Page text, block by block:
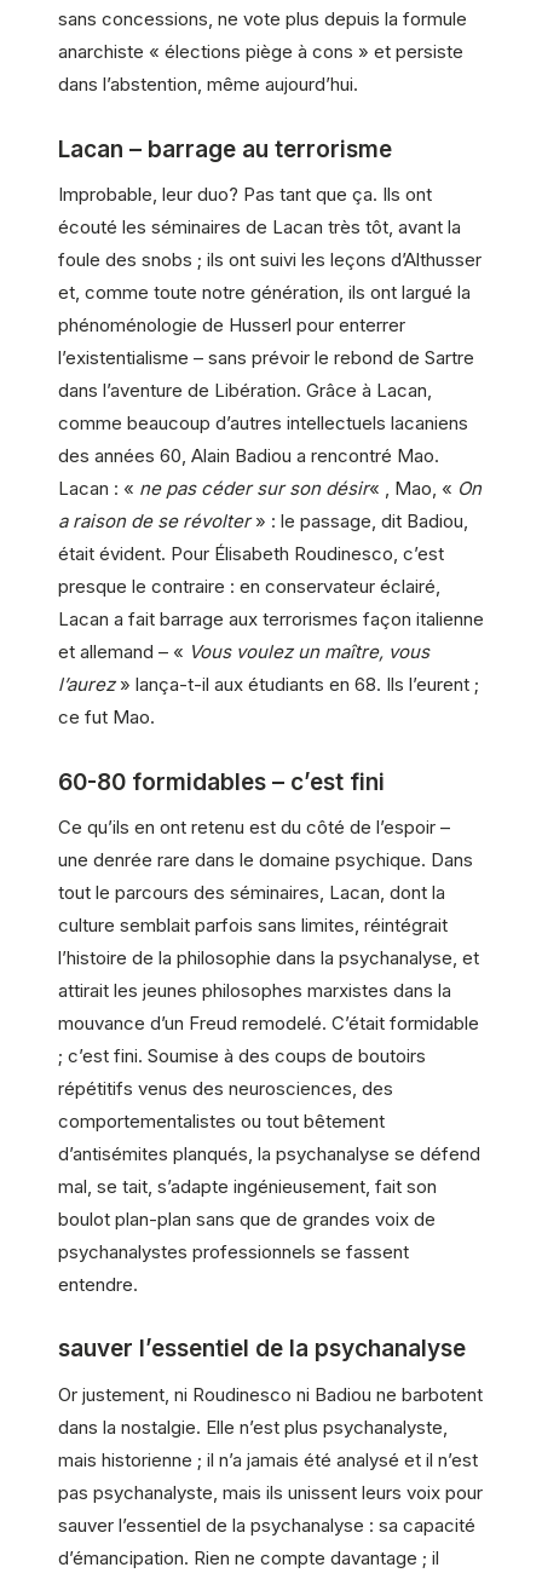
sans concessions, ne vote plus depuis la formule
anarchiste « élections piège à cons » et persiste
dans l’abstention, même aujourd’hui.
Lacan – barrage au terrorisme
Improbable, leur duo? Pas tant que ça. Ils ont
écouté les séminaires de Lacan très tôt, avant la
foule des snobs ; ils ont suivi les leçons d’Althusser
et, comme toute notre génération, ils ont largué la
phénoménologie de Husserl pour enterrer
l’existentialisme – sans prévoir le rebond de Sartre
dans l’aventure de Libération. Grâce à Lacan,
comme beaucoup d’autres intellectuels lacaniens
des années 60, Alain Badiou a rencontré Mao.
Lacan : « ne pas céder sur son désir« , Mao, « On
a raison de se révolter» : le passage, dit Badiou,
était évident. Pour Élisabeth Roudinesco, c’est
presque le contraire : en conservateur éclairé,
Lacan a fait barrage aux terrorismes façon italienne
et allemand – « Vous voulez un maître, vous
l’aurez» lança-t-il aux étudiants en 68. Ils l’eurent ;
ce fut Mao.
60-80 formidables – c’est fini
Ce qu’ils en ont retenu est du côté de l’espoir –
une denrée rare dans le domaine psychique. Dans
tout le parcours des séminaires, Lacan, dont la
culture semblait parfois sans limites, réintégrait
l’histoire de la philosophie dans la psychanalyse, et
attirait les jeunes philosophes marxistes dans la
mouvance d’un Freud remodelé. C’était formidable
; c’est fini. Soumise à des coups de boutoirs
répétitifs venus des neurosciences, des
comportementalistes ou tout bêtement
d’antisémites planqués, la psychanalyse se défend
mal, se tait, s’adapte ingénieusement, fait son
boulot plan-plan sans que de grandes voix de
psychanalystes professionnels se fassent
entendre.
sauver l’essentiel de la psychanalyse
Or justement, ni Roudinesco ni Badiou ne barbotent
dans la nostalgie. Elle n’est plus psychanalyste,
mais historienne ; il n’a jamais été analysé et il n’est
pas psychanalyste, mais ils unissent leurs voix pour
sauver l’essentiel de la psychanalyse : sa capacité
d’émancipation. Rien ne compte davantage ; il